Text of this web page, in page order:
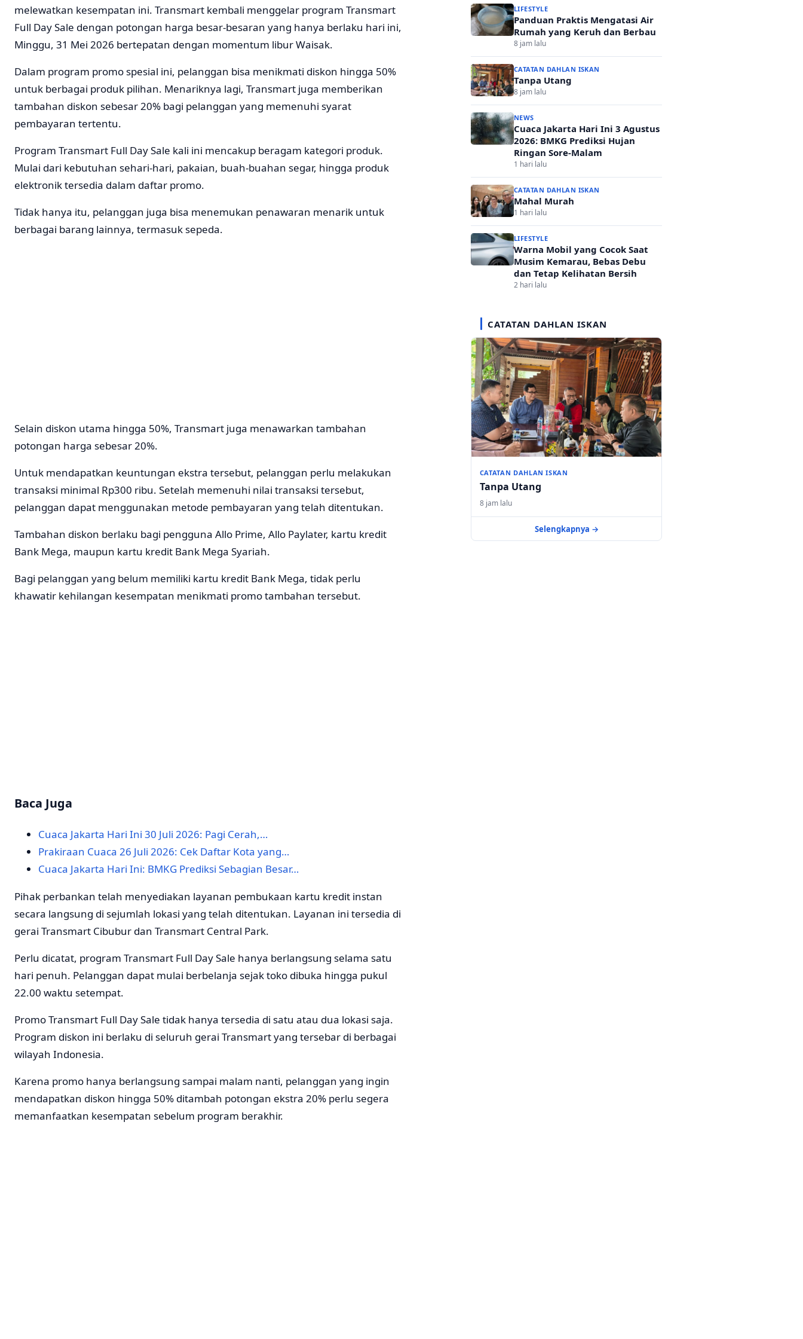
melewatkan kesempatan ini. Transmart kembali menggelar program Transmart
Full Day Sale dengan potongan harga besar-besaran yang hanya berlaku hari ini,
Minggu, 31 Mei 2026 bertepatan dengan momentum libur Waisak.
Dalam program promo spesial ini, pelanggan bisa menikmati diskon hingga 50%
untuk berbagai produk pilihan. Menariknya lagi, Transmart juga memberikan
tambahan diskon sebesar 20% bagi pelanggan yang memenuhi syarat
pembayaran tertentu.
Program Transmart Full Day Sale kali ini mencakup beragam kategori produk.
Mulai dari kebutuhan sehari-hari, pakaian, buah-buahan segar, hingga produk
elektronik tersedia dalam daftar promo.
Tidak hanya itu, pelanggan juga bisa menemukan penawaran menarik untuk
berbagai barang lainnya, termasuk sepeda.
Selain diskon utama hingga 50%, Transmart juga menawarkan tambahan
potongan harga sebesar 20%.
Untuk mendapatkan keuntungan ekstra tersebut, pelanggan perlu melakukan
transaksi minimal Rp300 ribu. Setelah memenuhi nilai transaksi tersebut,
pelanggan dapat menggunakan metode pembayaran yang telah ditentukan.
Tambahan diskon berlaku bagi pengguna Allo Prime, Allo Paylater, kartu kredit
Bank Mega, maupun kartu kredit Bank Mega Syariah.
Bagi pelanggan yang belum memiliki kartu kredit Bank Mega, tidak perlu
khawatir kehilangan kesempatan menikmati promo tambahan tersebut.
Baca Juga
Cuaca Jakarta Hari Ini 30 Juli 2026: Pagi Cerah,…
Prakiraan Cuaca 26 Juli 2026: Cek Daftar Kota yang…
Cuaca Jakarta Hari Ini: BMKG Prediksi Sebagian Besar…
Pihak perbankan telah menyediakan layanan pembukaan kartu kredit instan
secara langsung di sejumlah lokasi yang telah ditentukan. Layanan ini tersedia di
gerai Transmart Cibubur dan Transmart Central Park.
Perlu dicatat, program Transmart Full Day Sale hanya berlangsung selama satu
hari penuh. Pelanggan dapat mulai berbelanja sejak toko dibuka hingga pukul
22.00 waktu setempat.
Promo Transmart Full Day Sale tidak hanya tersedia di satu atau dua lokasi saja.
Program diskon ini berlaku di seluruh gerai Transmart yang tersebar di berbagai
wilayah Indonesia.
Karena promo hanya berlangsung sampai malam nanti, pelanggan yang ingin
mendapatkan diskon hingga 50% ditambah potongan ekstra 20% perlu segera
memanfaatkan kesempatan sebelum program berakhir.
LIFESTYLE
Panduan Praktis Mengatasi Air
Rumah yang Keruh dan Berbau
8 jam lalu
CATATAN DAHLAN ISKAN
Tanpa Utang
8 jam lalu
NEWS
Cuaca Jakarta Hari Ini 3 Agustus
2026: BMKG Prediksi Hujan
Ringan Sore-Malam
1 hari lalu
CATATAN DAHLAN ISKAN
Mahal Murah
1 hari lalu
LIFESTYLE
Warna Mobil yang Cocok Saat
Musim Kemarau, Bebas Debu
dan Tetap Kelihatan Bersih
2 hari lalu
CATATAN DAHLAN ISKAN
CATATAN DAHLAN ISKAN
Tanpa Utang
8 jam lalu
Selengkapnya →